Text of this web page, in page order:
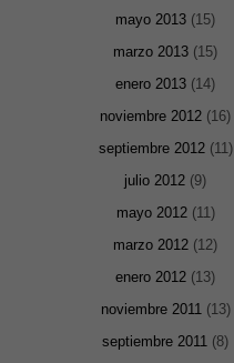
mayo 2013 (15)
marzo 2013 (15)
enero 2013 (14)
noviembre 2012 (16)
septiembre 2012(11)
julio 2012 (9)
mayo 2012(11)
marzo 2012 (12)
enero 2012 (13)
noviembre 2011(13)
septiembre 2011 (8)